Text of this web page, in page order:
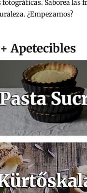
Saborea las
¿Empezamos?
Apetecibles